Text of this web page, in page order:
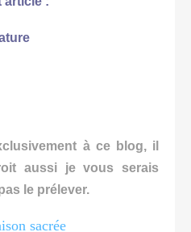
à ce blog, il
aussi je vous serais
le prélever.